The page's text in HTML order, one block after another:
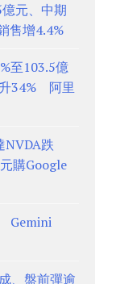
元、中期
售增4.4%
至103.5億
34% 阿里
NVDA跌
購Google
Gemini
、盤前彈逾